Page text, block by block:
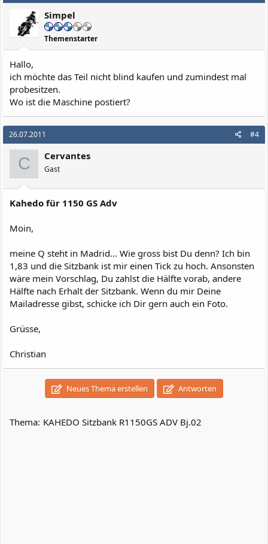
Simpel
Themenstarter
Hallo,
ich möchte das Teil nicht blind kaufen und zumindest mal
probesitzen.
Wo ist die Maschine postiert?
26.07.2011 #4
C Cervantes
Gast
Kahedo für 1150 GS Adv
Moin,
meine Q steht in Madrid... Wie gross bist Du denn? Ich bin
1,83 und die Sitzbank ist mir einen Tick zu hoch. Ansonsten
wäre mein Vorschlag, Du zahlst die Hälfte vorab, andere
Hälfte nach Erhalt der Sitzbank. Wenn du mir Deine
Mailadresse gibst, schicke ich Dir gern auch ein Foto.
Grüsse,
Christian
Neues Thema erstellen Antworten
Thema: KAHEDO Sitzbank R1150GS ADV Bj.02